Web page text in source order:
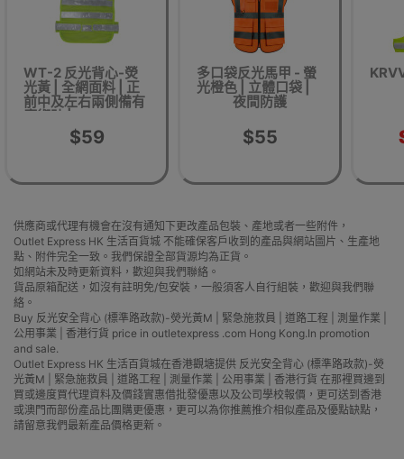
WT-2 反光背心-熒
光黃 | 全網面料 | 正
前中及左右兩側備有
魔術貼 | EN ISO
20471 3M 反光材料
$59
多口袋反光馬甲 - 螢
光橙色 | 立體口袋 |
夜間防護
$55
供應商或代理有機會在沒有通知下更改產品包裝、產地或者一些附件，
Outlet Express HK 生活百貨城 不能確保客戶收到的產品與網站圖片、生產地
點、附件完全一致。我們保證全部貨源均為正貨。
如網站未及時更新資料，歡迎與我們聯絡。
貨品原箱配送，如沒有註明免/包安裝，一般須客人自行組裝，歡迎與我們聯
絡。
Buy 反光安全背心 (標準路政款)-熒光黃M | 緊急施救員 | 道路工程 | 測量作業 |
公用事業 | 香港行貨 price in outletexpress .com Hong Kong.In promotion
and sale.
Outlet Express HK 生活百貨城在香港觀塘提供 反光安全背心 (標準路政款)-熒
光黃M | 緊急施救員 | 道路工程 | 測量作業 | 公用事業 | 香港行貨 在那裡買邊到
買或邊度買代理資料及價錢實惠借批發優惠以及公司學校報價，更可送到香港
或澳門而部份產品比團購更優惠，更可以為你推薦推介相似產品及優點缺點，
請留意我們最新產品價格更新。